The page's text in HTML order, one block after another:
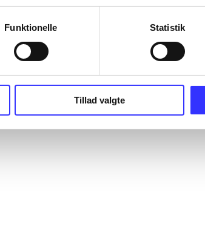
Funktionelle Statistik
Tillad valgte